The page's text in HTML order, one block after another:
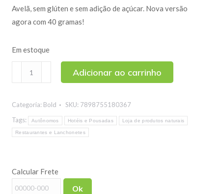
Avelã, sem glúten e sem adição de açúcar. Nova versão
agora com 40 gramas!
Em estoque
Recheado
Sabor
Avelã
Bold
Adicionar ao carrinho
Categoria: Bold SKU: 7898755180367
Tags:
Autônomos Hotéis e Pousadas Loja de produtos naturais
Restaurantes e Lanchonetes
Calcular Frete
Ok